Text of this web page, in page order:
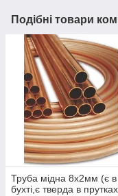
Подібні товари
Труба мідна 8х2мм (є в
бухті,є тверда в